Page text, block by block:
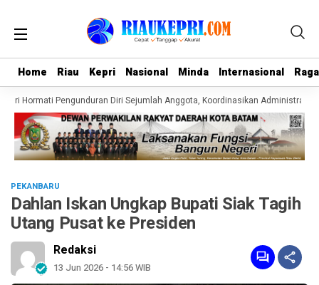
Home Riau Kepri Nasional Minda Internasional
Home Riau Kepri Nasional Minda Internasional
Hormati Pengunduran Diri Sejumlah Anggota, Koordinasikan Administrasi
PEKANBARU
Dahlan Iskan Ungkap Bupati Siak Tagih
Utang Pusat ke Presiden
Redaksi
13 Jun 2026 - 14:56 WIB